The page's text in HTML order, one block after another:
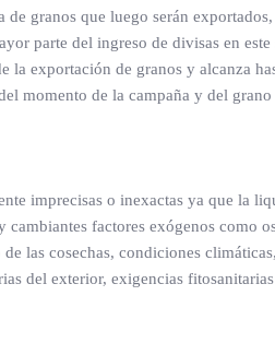
granos que luego serán
parte del ingreso de divisas en este
exportación de granos y alcanza
momento de la campaña y del
imprecisas o inexactas ya que la
factores exógenos como
las cosechas, condiciones
del exterior, exigencias